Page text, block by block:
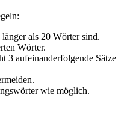
als 20 Wörter sind.
Wörter.
3 aufeinanderfolgende Sätze
wie möglich.